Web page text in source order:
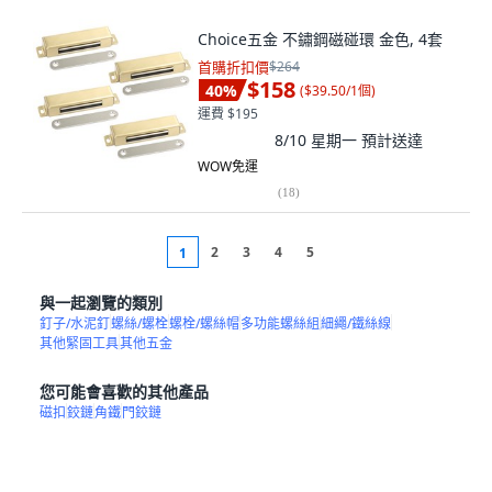
Choice五金 不鏽鋼磁碰環 金色, 4套
首購折扣價$264
40% $158 ($39.50/1個)
運費 $195
8/10 星期一 預計送達
WOW免運
(18)
1 2 3 4 5
與一起瀏覽的類別
釘子/水泥釘螺絲/螺栓螺栓/螺絲帽多功能螺絲組細繩/鐵絲線
其他緊固工具其他五金
您可能會喜歡的其他產品
磁扣鉸鏈角鐵門鉸鏈